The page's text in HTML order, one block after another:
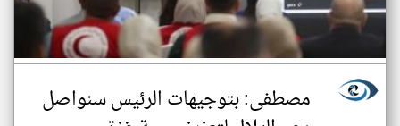
مصطفى: بتوجيهات الرئيس سنواصل